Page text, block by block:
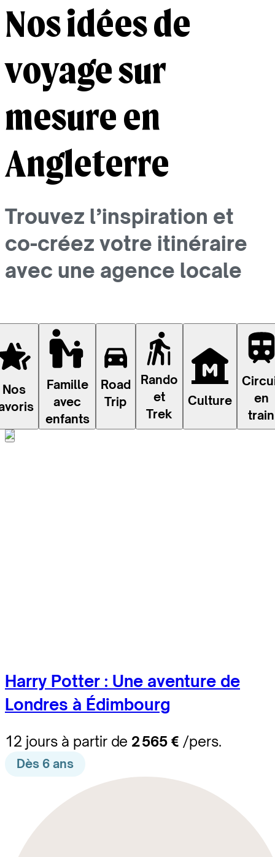
Nos idées de
voyage sur
mesure en
Angleterre
Trouvez l’inspiration et
co-créez votre itinéraire
avec une agence locale
Nos
Famille
avec
enfants
Road
Trip
Rando
et
Trek
Culture
en
train
Harry Potter : Une aventure de
Londres à Édimbourg
12 jours à partir de 2 565 € /pers.
Dès 6 ans